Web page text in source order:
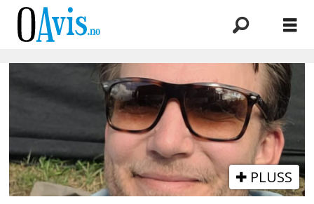
Emne:
22
juli
PLUSS